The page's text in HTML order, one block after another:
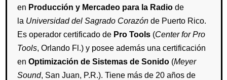
en Producción y Mercadeo para la Radio de
la Universidad del Sagrado Corazón de Puerto Rico.
Es operador certificado de Pro Tools (Center for Pro
Tools, Orlando Fl.) y posee además una certificación
en Optimización de Sistemas de Sonido (Meyer
Sound, San Juan, P.R.). Tiene más de 20 años de